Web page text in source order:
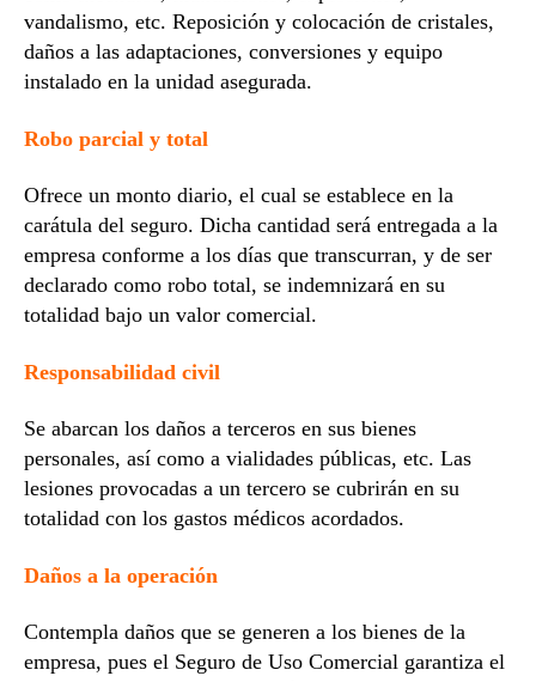
vandalismo, etc. Reposición y colocación de cristales,
daños a las adaptaciones, conversiones y equipo
instalado en la unidad asegurada.
Robo parcial y total
Ofrece un monto diario, el cual se establece en la
carátula del seguro. Dicha cantidad será entregada a la
empresa conforme a los días que transcurran, y de ser
declarado como robo total, se indemnizará en su
totalidad bajo un valor comercial.
Responsabilidad civil
Se abarcan los daños a terceros en sus bienes
personales, así como a vialidades públicas, etc. Las
lesiones provocadas a un tercero se cubrirán en su
totalidad con los gastos médicos acordados.
Daños a la operación
Contempla daños que se generen a los bienes de la
empresa, pues el Seguro de Uso Comercial garantiza el